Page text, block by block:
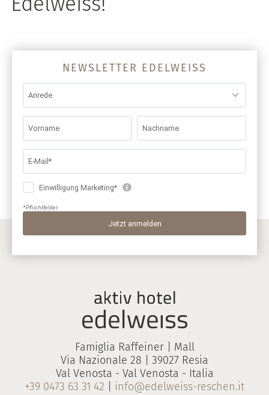
NEWSLETTER EDELWEISS
Famiglia Raffeiner | Mall
Via Nazionale 28 | 39027 Resia
Val Venosta - Val Venosta - Italia
+39 0473 63 31 42
info@edelweiss-reschen.it